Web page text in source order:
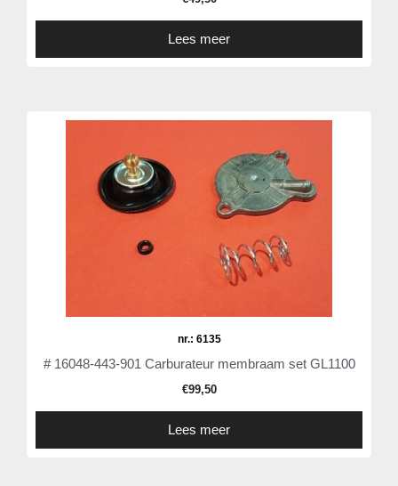
Lees meer
nr.: 6135
# 16048-443-901 Carburateur membraam set GL1100
€99,50
Lees meer